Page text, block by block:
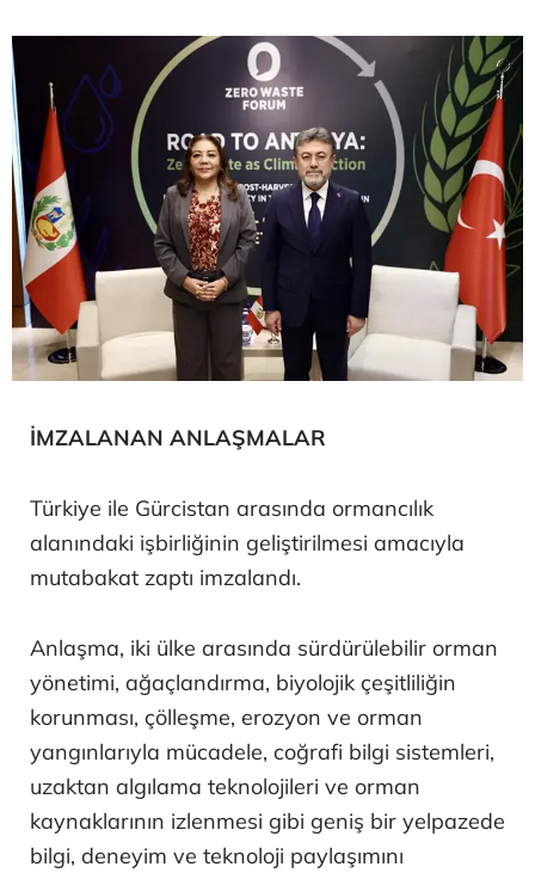
İMZALANAN ANLAŞMALAR
Türkiye ile Gürcistan arasında ormancılık
alanındaki işbirliğinin geliştirilmesi amacıyla
mutabakat zaptı imzalandı.
Anlaşma, iki ülke arasında sürdürülebilir orman
yönetimi, ağaçlandırma, biyolojik çeşitliliğin
korunması, çölleşme, erozyon ve orman
yangınlarıyla mücadele, coğrafi bilgi sistemleri,
uzaktan algılama teknolojileri ve orman
kaynaklarının izlenmesi gibi geniş bir yelpazede
bilgi, deneyim ve teknoloji paylaşımını